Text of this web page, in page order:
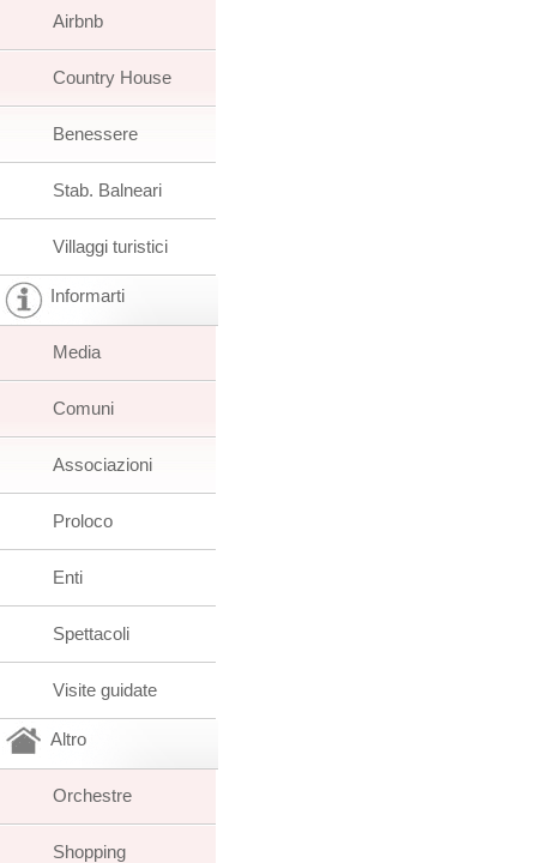
Airbnb
Country House
Benessere
Stab. Balneari
Villaggi turistici
Informarti
Media
Comuni
Associazioni
Proloco
Enti
Spettacoli
Visite guidate
Altro
Orchestre
Shopping